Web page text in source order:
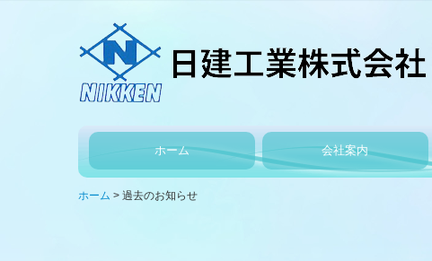
ホーム 会社案内
ホーム 過去のお知らせ